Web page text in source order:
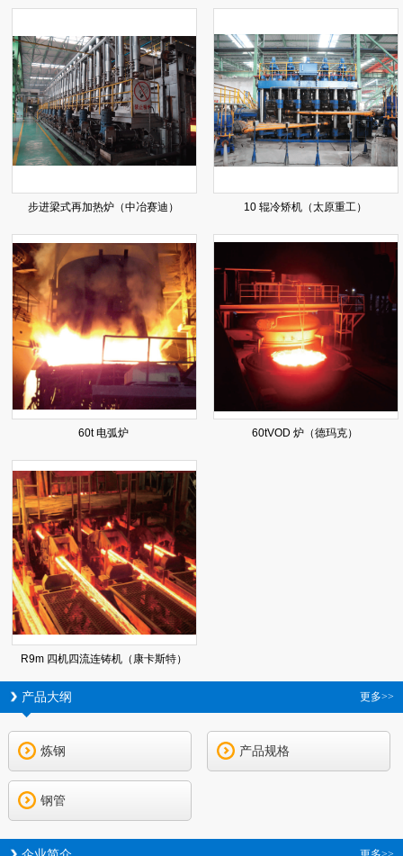
步进梁式再加热炉（中冶赛迪） 10 辊冷矫机（太原重工）
60t 电弧炉 60tVOD 炉（德玛克）
R9m 四机四流连铸机（康卡斯特）
更多>>
产品大纲
炼钢 产品规格
钢管